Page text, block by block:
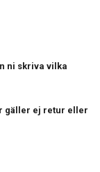
ni skriva vilka
gäller ej retur eller